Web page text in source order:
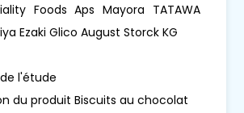
Foods Aps Mayora TATAWA
Ezaki Glico August Storck KG
l'étude
du produit Biscuits au chocolat